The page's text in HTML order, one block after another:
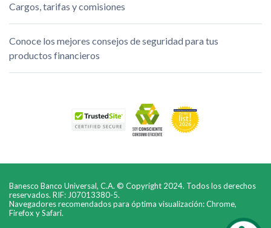
Cargos, tarifas y comisiones
Conoce los mejores consejos de seguridad para tus
productos financieros
Banesco Banco Universal, C.A. © Copyright 2024. Todos los derechos
reservados. RIF: J07013380-5.
Navegadores recomendados para óptima visualización: Chrome,
Firefox y Safari.